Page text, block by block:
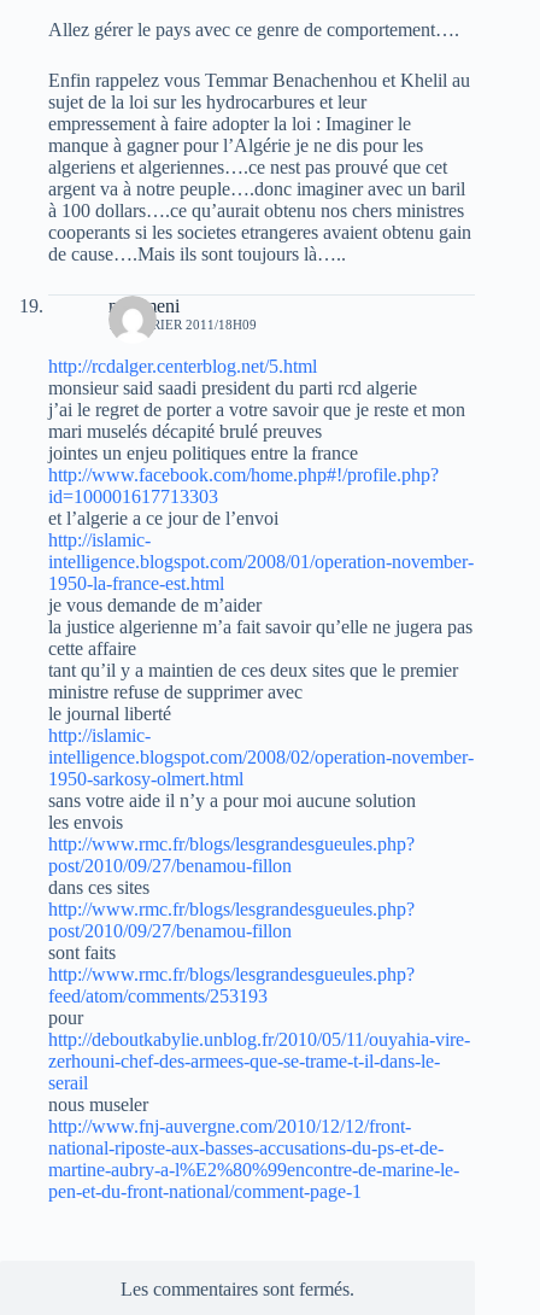
Allez gérer le pays avec ce genre de comportement….
Enfin rappelez vous Temmar Benachenhou et Khelil au
sujet de la loi sur les hydrocarbures et leur
empressement à faire adopter la loi : Imaginer le
manque à gagner pour l’Algérie je ne dis pour les
algeriens et algeriennes….ce nest pas prouvé que cet
argent va à notre peuple….donc imaginer avec un baril
à 100 dollars….ce qu’aurait obtenu nos chers ministres
cooperants si les societes etrangeres avaient obtenu gain
de cause….Mais ils sont toujours là…..
moumeni
18 FÉVRIER 2011/18H09
http://rcdalger.centerblog.net/5.html
monsieur said saadi president du parti rcd algerie
j’ai le regret de porter a votre savoir que je reste et mon
mari muselés décapité brulé preuves
jointes un enjeu politiques entre la france
http://www.facebook.com/home.php#!/profile.php?
id=100001617713303
et l’algerie a ce jour de l’envoi
http://islamic-
intelligence.blogspot.com/2008/01/operation-november-
1950-la-france-est.html
je vous demande de m’aider
la justice algerienne m’a fait savoir qu’elle ne jugera pas
cette affaire
tant qu’il y a maintien de ces deux sites que le premier
ministre refuse de supprimer avec
le journal liberté
http://islamic-
intelligence.blogspot.com/2008/02/operation-november-
1950-sarkosy-olmert.html
sans votre aide il n’y a pour moi aucune solution
les envois
http://www.rmc.fr/blogs/lesgrandesgueules.php?
post/2010/09/27/benamou-fillon
dans ces sites
http://www.rmc.fr/blogs/lesgrandesgueules.php?
post/2010/09/27/benamou-fillon
sont faits
http://www.rmc.fr/blogs/lesgrandesgueules.php?
feed/atom/comments/253193
pour
http://deboutkabylie.unblog.fr/2010/05/11/ouyahia-vire-
zerhouni-chef-des-armees-que-se-trame-t-il-dans-le-
serail
nous museler
http://www.fnj-auvergne.com/2010/12/12/front-
national-riposte-aux-basses-accusations-du-ps-et-de-
martine-aubry-a-l%E2%80%99encontre-de-marine-le-
pen-et-du-front-national/comment-page-1
Les commentaires sont fermés.